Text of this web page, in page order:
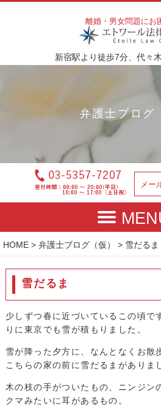
離婚・男女問題にお
新宿駅より徒歩7分、代々
弁護士ブログ
メー
HOME > 弁護士ブログ（仮） > 雪だるま
雪だるま
少しずつ春に近づいているこの頃で
りに東京でも雪が積もりました。
雪が降った夕方に、なんとなくお散
こちらの家の前に雪だるまがありま
木の枝の手がついたもの、ニンジン
クマみたいに耳があるもの。